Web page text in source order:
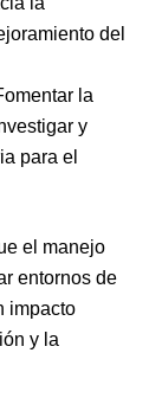
del
la
y
para el
el manejo
entornos de
impacto
y la